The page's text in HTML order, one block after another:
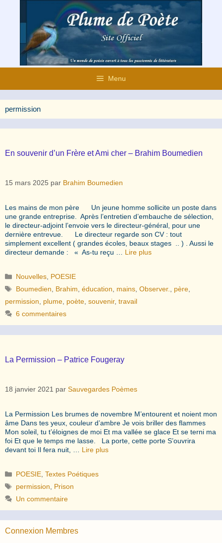
contenu
Menu
permission
En souvenir d’un Frère et Ami cher – Brahim Boumedien
15 mars 2025 par Brahim Boumedien
Les mains de mon père Un jeune homme sollicite un poste dans
une grande entreprise. Après l’entretien d’embauche de sélection,
le directeur-adjoint l’envoie vers le directeur-général, pour une
dernière entrevue. Le directeur regarde son CV : tout
simplement excellent ( grandes écoles, beaux stages .. ) . Aussi le
directeur demande : « As-tu reçu … Lire plus
Catégories
Nouvelles POESIE
Étiquettes
Boumedien Brahim ,éducation mains ,Observer. père
permission
plume poète souvenir, travail
6 commentaires
La Permission – Patrice Fougeray
18 janvier 2021 par Sauvegardes Poèmes
La Permission Les brumes de novembre M’entourent et noient mon
âme Dans tes yeux, couleur d’ambre Je vois briller des flammes
Mon soleil, tu t’éloignes de moi Et ma vallée se glace Et se terni ma
foi Et que le temps me lasse. La porte, cette porte S’ouvrira
devant toi Il fera nuit, … Lire plus
Catégories
POESIE ,Textes Poétiques
Étiquettes
permission
Prison
Un commentaire
Connexion Membres